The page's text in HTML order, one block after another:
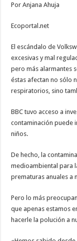
Por Anjana Ahuja
Ecoportal.net
El escándalo de
excesivas y mal
pero más alarmantes
éstas afectan no sólo
respiratorios, sino
BBC tuvo acceso a
contaminación puede
niños.
De hecho, la
medioambiental para
prematuras anuales a
Pero lo más
que apenas estamos
hacerle la polución a